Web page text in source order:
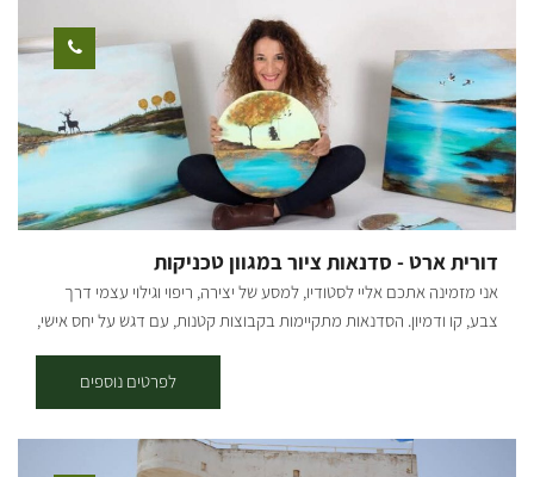
עץ שעליהם לוח קטן בצבע אדום עם רוכב אופניים במרכזו. תקציר
המסלול: יציאה מבארי, נרכב בדרך העפר המקבילה לכביש הכניסה לבארי
לכיוון כביש 232, נחצה וניכנס לדרך מצד ימין, לאחר 200 מ' בפיצול נמשיך
ימינה, אל הסינגל המסומן אדום. סינגל בלווה בעליות, ירידות ומגלשות
טבעיות. בדרך נעבור ונראה את באר עמוקה ובאר אנטיליה. בהמשך
הסינגל עובר מתחת ל232 בצמוד לנחל גרר והמשך חזרה לכיוון בארי. סינגל
כחול + אדום - אורכו 17 ק"מ, בדרגת קושי בינונית-קשה - התחלה בסינגל
הכחול עד לנקודה שבה הוא פוגש את דרך הנוף ונמשיך אל הסינגל האדום,
מדווש ומסלולי אופניים בשטח עם קק"ל
דורית ארט - סדנאות ציור במגוון טכניקות
אני מזמינה אתכם אליי לסטודיו, למסע של יצירה, ריפוי וגילוי עצמי דרך
צבע, קו ודמיון. הסדנאות מתקיימות בקבוצות קטנות, עם דגש על יחס אישי,
באומנות שמתמחה בחיזוק חוסן נפשי, אני משלבת בכל מפגש כלים מעולם
התרפיה והמודעות, ומאפשרת לכל משתתף להתחבר פנימה, לשחרר ולתת
מקום לאמת הפנימית דרך היצירה. זוהי לא רק סדנת ציור – אלא חוויה
מרפאה, מעצימה ומשחררת . מגיל 5 ומעלה. עלות: 180 ש"ח למשתתף.
לפרטים נוספים